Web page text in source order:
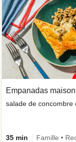
Empanadas
salade de concombre
35 min Famille •